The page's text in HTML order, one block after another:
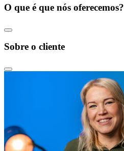
O que é que nós oferecemos?
Sobre o cliente